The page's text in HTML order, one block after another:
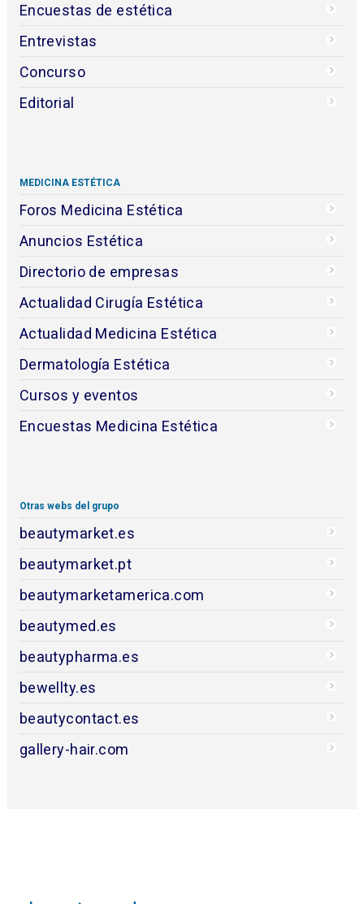
Encuestas de estética
Entrevistas
Concurso
Editorial
MEDICINA ESTÉTICA
Foros Medicina Estética
Anuncios Estética
Directorio de empresas
Actualidad Cirugía Estética
Actualidad Medicina Estética
Dermatología Estética
Cursos y eventos
Encuestas Medicina Estética
Otras webs del grupo
beautymarket.es
beautymarket.pt
beautymarketamerica.com
beautymed.es
beautypharma.es
bewellty.es
beautycontact.es
gallery-hair.com